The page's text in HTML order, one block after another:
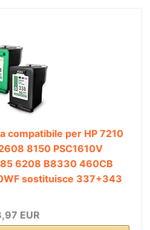
compatibile per HP 7210
8150 PSC1610V
6208 B8330 460CB
sostituisce 337+343
EUR